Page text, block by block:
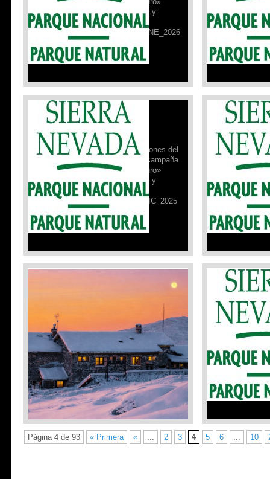
realizada por el Parque Nacional y
Natural de Sierra Nevada.
FICHA_DE_SEGURIDAD_15_ENE_2026
Leer Más »
realizada por
Natural de
Leer Más »
Campaña de Seguridad PNSN:
30/12/2025
Desde el Refugio Poqueira,
actualizamos la ficha de condiciones del
23 de diciembre de 2025, de la campaña
«Sierra Nevada para vivirla seguro»
realizada por el Parque Nacional y
Natural de Sierra Nevada.
FICHA_DE_SEGURIDAD_30_DIC_2025
FELIZ AÑO 2026
Leer Más »
Campaña de
23/12/2025
Desde el
actualizamos
23 de
«Sierra
realizada por
Natural de
FELICES
Leer Más »
Que 2026 venga cargado de buenos
deseos cumplidos y de la tan esperada
reapertura del Refugio Poqueira.
¡¡¡Gracias de corazón por todas
vuestras muestras de apoyo!!! La
Guardería: Rafa y Ansi
Leer Más »
Campaña de
PNSN:18/12/
Desde el
actualizamos
18 de
«Sierra
realizada por
Natural de
Leer Más »
Página 4 de 93 « Primera « ... 2 3 4 5 6 ... 10